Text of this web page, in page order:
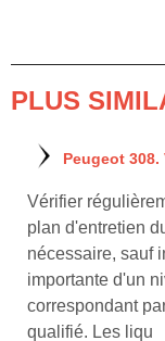
PLUS
Peugeot
Vérifier
plan d'entretien
nécessaire, sauf
importante d'un
correspondant
qualifié. Les liqu